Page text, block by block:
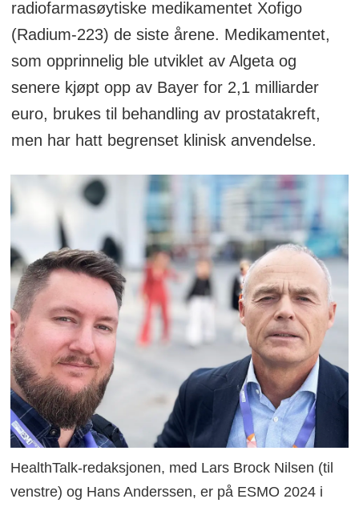
radiofarmasøytiske medikamentet Xofigo
(Radium-223) de siste årene. Medikamentet,
som opprinnelig ble utviklet av Algeta og
senere kjøpt opp av Bayer for 2,1 milliarder
euro, brukes til behandling av prostatakreft,
men har hatt begrenset klinisk anvendelse.
HealthTalk-redaksjonen, med Lars Brock Nilsen (til
venstre) og Hans Anderssen, er på ESMO 2024 i